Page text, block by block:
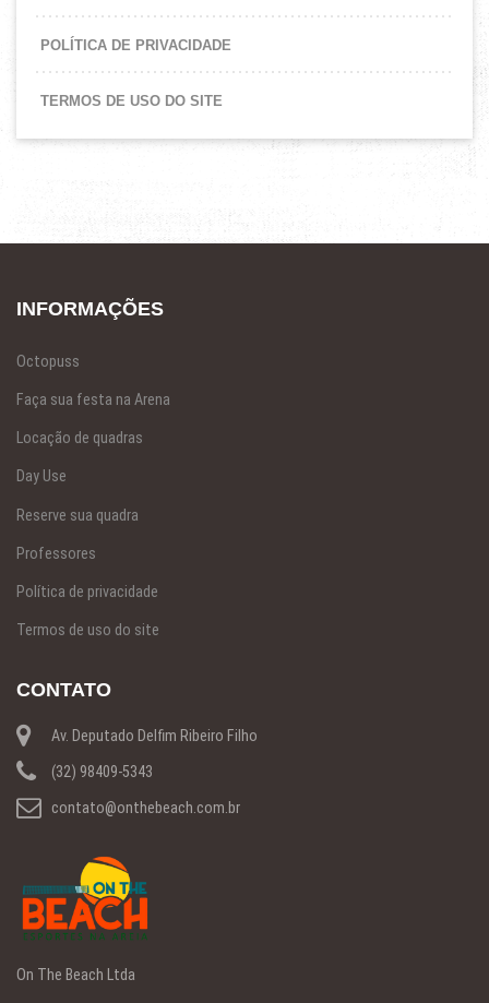
POLÍTICA DE PRIVACIDADE
TERMOS DE USO DO SITE
INFORMAÇÕES
Octopuss
Faça sua festa na Arena
Locação de quadras
Day Use
Reserve sua quadra
Professores
Política de privacidade
Termos de uso do site
CONTATO
Av. Deputado Delfim Ribeiro Filho
(32) 98409-5343
contato@onthebeach.com.br
On The Beach Ltda